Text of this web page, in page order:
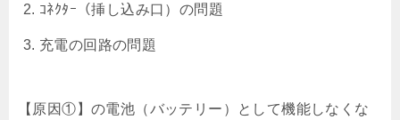
ｺﾈｸﾀｰ（挿し込み口）の問題
充電の回路の問題
【原因①】の電池（バッテリー）として機能しなくな